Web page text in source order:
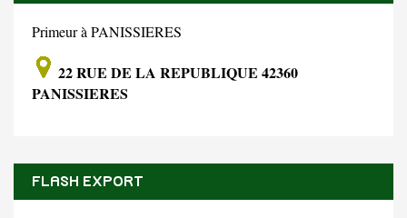
Primeur à PANISSIERES
22 RUE DE LA REPUBLIQUE 42360
PANISSIERES
FLASH EXPORT